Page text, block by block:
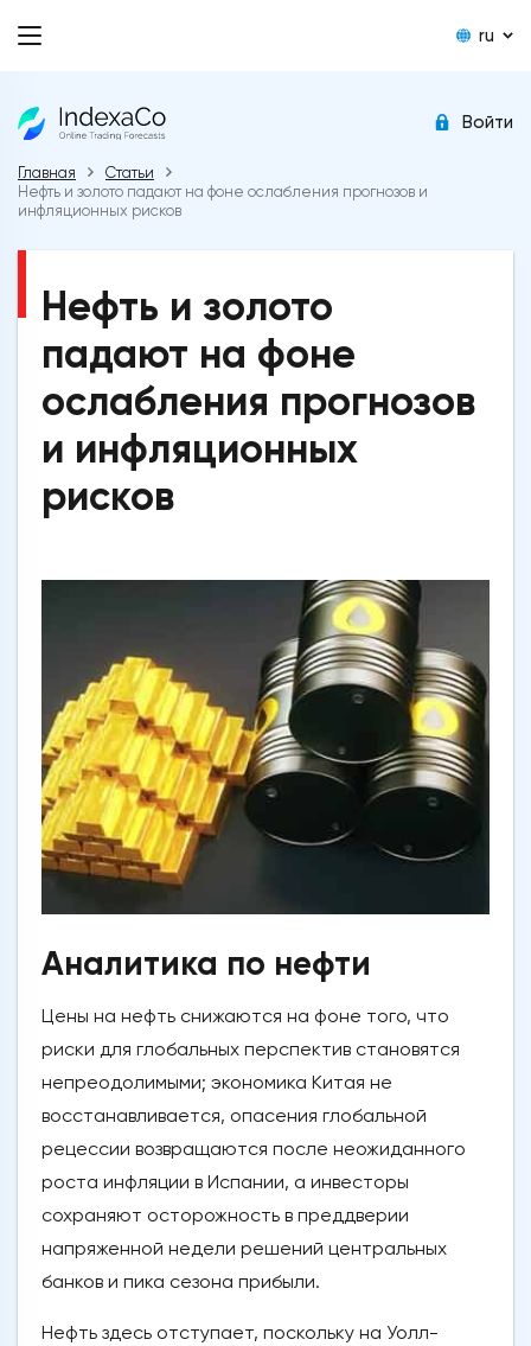
ru
Войти
Главная
Статьи
Нефть и золото падают на фоне ослабления прогнозов и
инфляционных рисков
Нефть и золото
падают на фоне
ослабления прогнозов
и инфляционных
рисков
Аналитика по нефти
Цены на нефть снижаются на фоне того, что
риски для глобальных перспектив становятся
непреодолимыми; экономика Китая не
восстанавливается, опасения глобальной
рецессии возвращаются после неожиданного
роста инфляции в Испании, а инвесторы
сохраняют осторожность в преддверии
напряженной недели решений центральных
банков и пика сезона прибыли.
Нефть здесь отступает, поскольку на Уолл-